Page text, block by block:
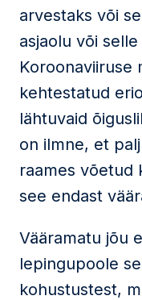
arvestaks või
asjaolu või
Koroonaviiruse
kehtestatud
lähtuvaid
on ilmne, et
raames võetud
see endast
Vääramatu jõu
lepingupoole
kohustustest,